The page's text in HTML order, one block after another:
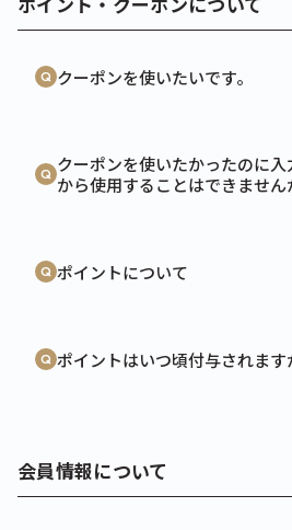
クーポンを使いたいです。
クーポンを使いたかったのに
から使用することはできません
ポイントについて
ポイントはいつ頃付与されます
会員情報について